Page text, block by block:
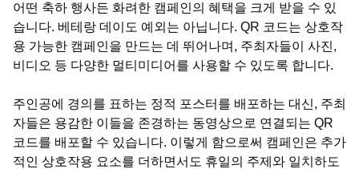
어떤 축하 행사든 화려한 캠페인의 혜택을 크게 받을 수 있
습니다. 베테랑 데이도 예외는 아닙니다. QR 코드는 상호작
용 가능한 캠페인을 만드는 데 뛰어나며, 주최자들이 사진,
비디오 등 다양한 멀티미디어를 사용할 수 있도록 합니다.
주인공에 경의를 표하는 정적 포스터를 배포하는 대신, 주최
자들은 용감한 이들을 존경하는 동영상으로 연결되는 QR
코드를 배포할 수 있습니다. 이렇게 함으로써 캠페인은 추가
적인 상호작용 요소를 더하면서도 휴일의 주제와 일치하도